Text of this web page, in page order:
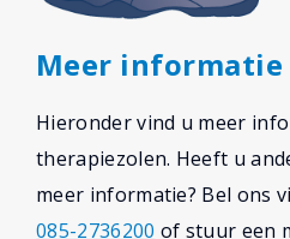
Meer informatie
Hieronder vind u meer
therapiezolen. Heeft u
meer informatie? Bel ons
085-2736200 of stuur een